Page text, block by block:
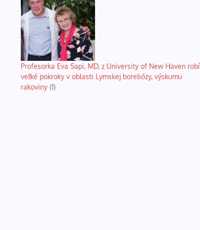
Profesorka Eva Sapi, MD, z University of New Haven robí
veľké pokroky v oblasti Lymskej boreliózy, výskumu
rakoviny (1)